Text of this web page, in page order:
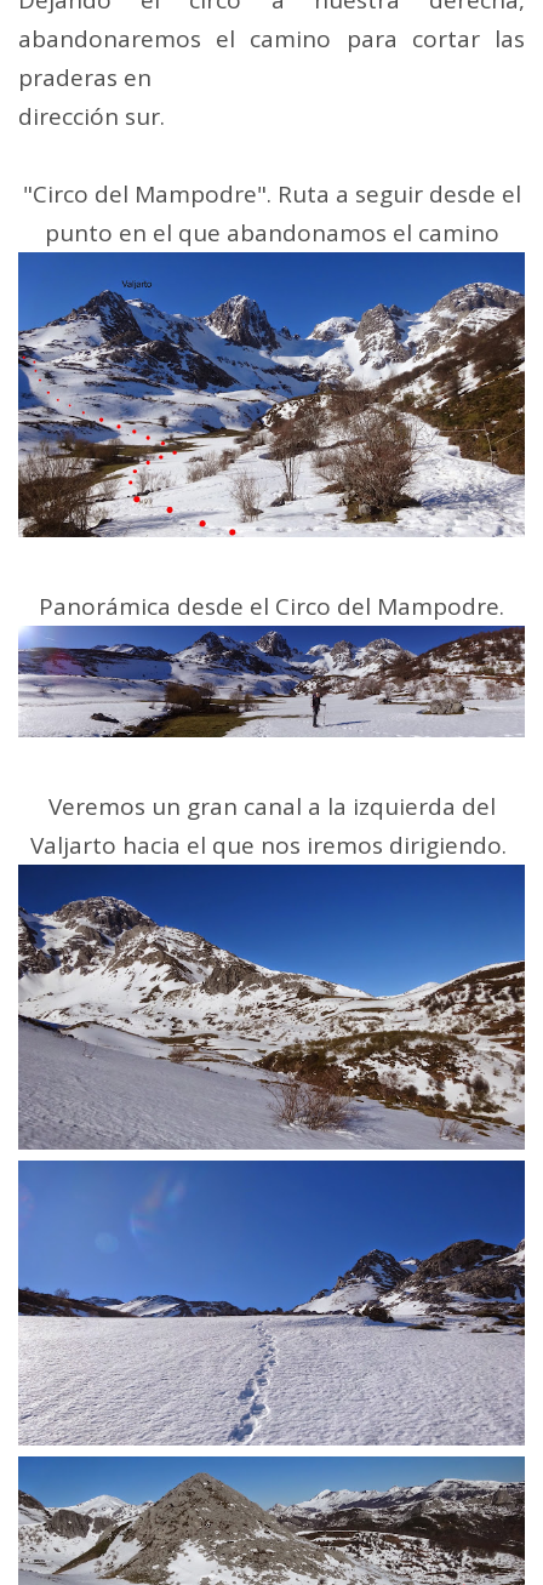
abandonaremos el camino para cortar las
praderas en
dirección sur.
"Circo del Mampodre". Ruta a seguir desde el
punto en el que abandonamos el camino
Panorámica desde el Circo del Mampodre.
Veremos un gran canal a la izquierda del
Valjarto hacia el que nos iremos dirigiendo.